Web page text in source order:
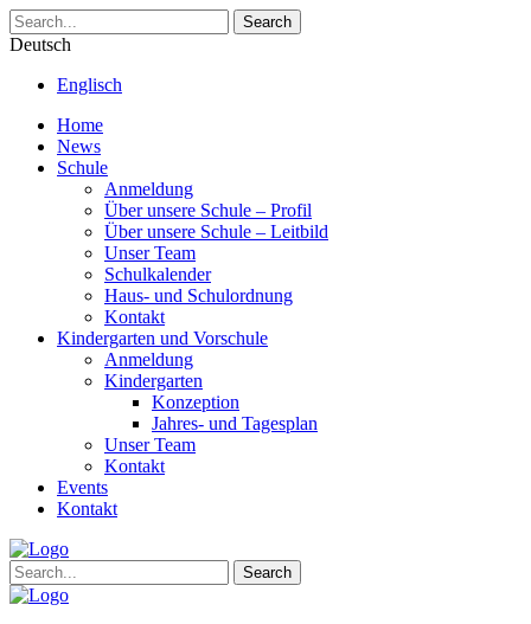
Search
Deutsch
Englisch
Home
News
Schule
Anmeldung
Über unsere Schule – Profil
Über unsere Schule – Leitbild
Unser Team
Schulkalender
Haus- und Schulordnung
Kontakt
Kindergarten und Vorschule
Anmeldung
Kindergarten
Konzeption
Jahres- und Tagesplan
Unser Team
Kontakt
Events
Kontakt
Search